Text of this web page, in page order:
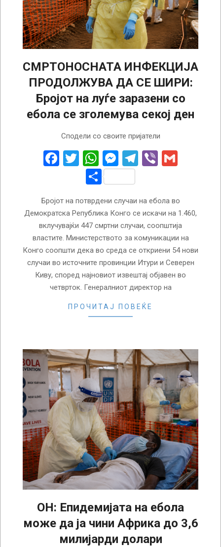
СМРТОНОСНАТА ИНФЕКЦИЈА
ПРОДОЛЖУВА ДА СЕ ШИРИ:
Бројот на луѓе заразени со
ебола се зголемува секој ден
Сподели со своите пријатели
Facebook
TwitterWhatsApp
Messenger
Telegram
Viber
Share
Бројот на потврдени случаи на ебола во
Демократска Република Конго се искачи на 1.460,
вклучувајќи 447 смртни случаи, соопштија
властите. Министерството за комуникации на
Конго соопшти дека во среда се откриени 54 нови
случаи во источните провинции Итури и Северен
Киву, според најновиот извештај објавен во
четврток. Генералниот директор на
ПРОЧИТАЈ ПОВЕЌЕ
ОН: Епидемијата на ебола
може да ја чини Африка до 3,6
милијарди долари